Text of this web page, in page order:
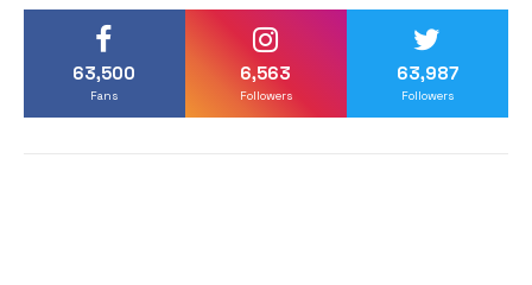
63,500
Fans
6,563
Followers
63,987
Followers